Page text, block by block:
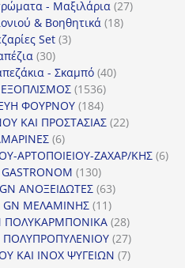
προϊόντα
- Μαξιλάρια 2727
& Βοηθητικά 1818
Set 33
3030
προϊόντα
- Σκαμπό 4040
ΕΞΟΠΛΙΣΜΟΣ 15361536
προϊόντα
ΦΟΥΡΝΟΥ 184184
προϊόντα
ΚΑΙ ΠΡΟΣΤΑΣΙΑΣ 2222
66
προϊόντα
ΑΡΤΟΠΟΙΕΙΟΥ-ΖΑΧΑΡ/ΚΗΣ 66
130130
προϊόντα
ΑΝΟΞΕΙΔΩΤΕΣ 6363
GN ΜΕΛΑΜΙΝΗΣ 1111
προϊόντα
ΠΟΛΥΚΑΡΜΠΟΝΙΚΑ 2828
προϊόντα
ΠΟΛΥΠΡΟΠΥΛΕΝΙΟΥ 2727
προϊόντα
ΚΑΙ INOX ΨΥΓΕΙΩΝ 77